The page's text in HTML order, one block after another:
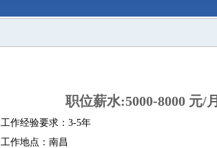
职位薪水:5000-8000 元/月
工作经验要求：3-5年
工作地点：南昌